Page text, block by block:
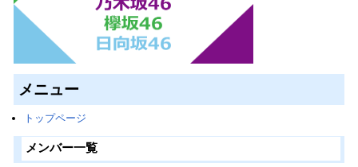
メニュー
トップページ
メンバー一覧